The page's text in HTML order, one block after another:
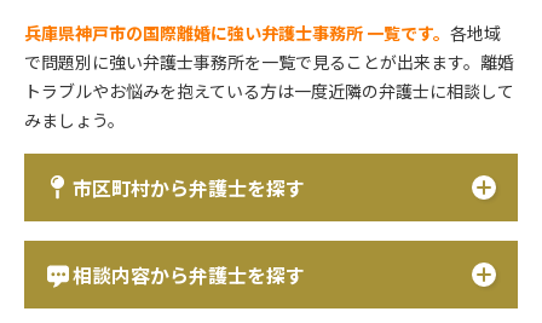
兵庫県神戸市の国際離婚に強い弁護士事務所 一覧です。各地域
で問題別に強い弁護士事務所を一覧で見ることが出来ます。離婚
トラブルやお悩みを抱えている方は一度近隣の弁護士に相談して
みましょう。
市区町村から弁護士を探す
相談内容から弁護士を探す